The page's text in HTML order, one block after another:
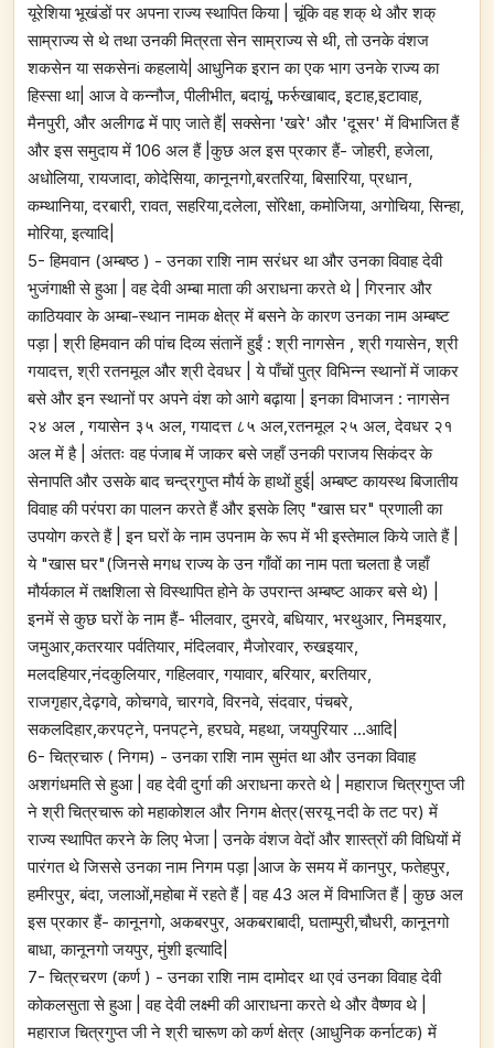
यूरेशिया भूखंडों पर अपना राज्य स्थापित किया | चूंकि वह शक् थे और शक्
साम्राज्य से थे तथा उनकी मित्रता सेन साम्राज्य से थी, तो उनके वंशज
शकसेन या सकसेनi कहलाये| आधुनिक इरान का एक भाग उनके राज्य का
हिस्सा था| आज वे कन्नौज, पीलीभीत, बदायूं, फर्रुखाबाद, इटाह,इटावाह,
मैनपुरी, और अलीगढ में पाए जाते हैं| सक्सेना 'खरे' और 'दूसर' में विभाजित हैं
और इस समुदाय में 106 अल हैं |कुछ अल इस प्रकार हैं- जोहरी, हजेला,
अधोलिया, रायजादा, कोदेसिया, कानूनगो,बरतरिया, बिसारिया, प्रधान,
कम्थानिया, दरबारी, रावत, सहरिया,दलेला, सोंरेक्षा, कमोजिया, अगोचिया, सिन्हा,
मोरिया, इत्यादि|
5- हिमवान (अम्बष्ठ ) - उनका राशि नाम सरंधर था और उनका विवाह देवी
भुजंगाक्षी से हुआ | वह देवी अम्बा माता की अराधना करते थे | गिरनार और
काठियवार के अम्बा-स्थान नामक क्षेत्र में बसने के कारण उनका नाम अम्बष्ट
पड़ा | श्री हिमवान की पांच दिव्य संतानें हुईं : श्री नागसेन , श्री गयासेन, श्री
गयादत्त, श्री रतनमूल और श्री देवधर | ये पाँचों पुत्र विभिन्न स्थानों में जाकर
बसे और इन स्थानों पर अपने वंश को आगे बढ़ाया | इनका विभाजन : नागसेन
२४ अल , गयासेन ३५ अल, गयादत्त ८५ अल,रतनमूल २५ अल, देवधर २१
अल में है | अंततः वह पंजाब में जाकर बसे जहाँ उनकी पराजय सिकंदर के
सेनापति और उसके बाद चन्द्रगुप्त मौर्य के हाथों हुई| अम्बष्ट कायस्थ बिजातीय
विवाह की परंपरा का पालन करते हैं और इसके लिए "खास घर" प्रणाली का
उपयोग करते हैं | इन घरों के नाम उपनाम के रूप में भी इस्तेमाल किये जाते हैं |
ये "खास घर"(जिनसे मगध राज्य के उन गाँवों का नाम पता चलता है जहाँ
मौर्यकाल में तक्षशिला से विस्थापित होने के उपरान्त अम्बष्ट आकर बसे थे) |
इनमें से कुछ घरों के नाम हैं- भीलवार, दुमरवे, बधियार, भरथुआर, निमइयार,
जमुआर,कतरयार पर्वतियार, मंदिलवार, मैजोरवार, रुखइयार,
मलदहियार,नंदकुलियार, गहिलवार, गयावार, बरियार, बरतियार,
राजगृहार,देढ़गवे, कोचगवे, चारगवे, विरनवे, संदवार, पंचबरे,
सकलदिहार,करपट्ने, पनपट्ने, हरघवे, महथा, जयपुरियार ...आदि|
6- चित्रचारु ( निगम) - उनका राशि नाम सुमंत था और उनका विवाह
अशगंधमति से हुआ | वह देवी दुर्गा की अराधना करते थे | महाराज चित्रगुप्त जी
ने श्री चित्रचारू को महाकोशल और निगम क्षेत्र(सरयू नदी के तट पर) में
राज्य स्थापित करने के लिए भेजा | उनके वंशज वेदों और शास्त्रों की विधियों में
पारंगत थे जिससे उनका नाम निगम पड़ा |आज के समय में कानपुर, फतेहपुर,
हमीरपुर, बंदा, जलाओं,महोबा में रहते हैं | वह 43 अल में विभाजित हैं | कुछ अल
इस प्रकार हैं- कानूनगो, अकबरपुर, अकबराबादी, घताम्पुरी,चौधरी, कानूनगो
बाधा, कानूनगो जयपुर, मुंशी इत्यादि|
7- चित्रचरण (कर्ण ) - उनका राशि नाम दामोदर था एवं उनका विवाह देवी
कोकलसुता से हुआ | वह देवी लक्ष्मी की आराधना करते थे और वैष्णव थे |
महाराज चित्रगुप्त जी ने श्री चारूण को कर्ण क्षेत्र (आधुनिक कर्नाटक) में